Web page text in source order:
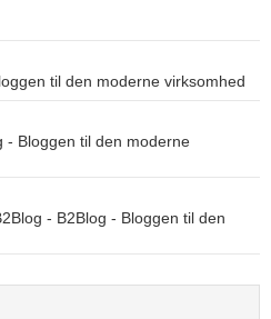
til den moderne virksomhed
- Bloggen til den moderne
- B2Blog - Bloggen til den